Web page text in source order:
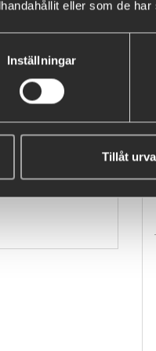
eller som de
Inställningar
Tillåt
02
FEW LEFT